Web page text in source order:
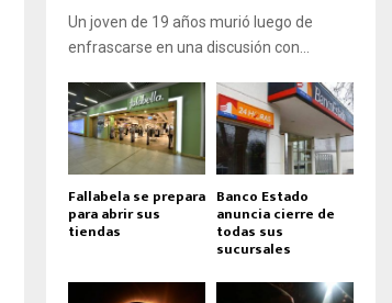
Un joven de 19 años murió luego de
enfrascarse en una discusión con...
Fallabela se prepara
para abrir sus
tiendas
Banco Estado
anuncia cierre de
todas sus
sucursales